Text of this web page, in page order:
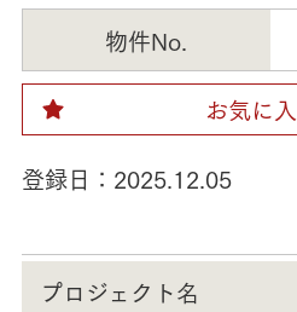
物件No.
登録日： 2025.12.05
お気に
プロジェクト名